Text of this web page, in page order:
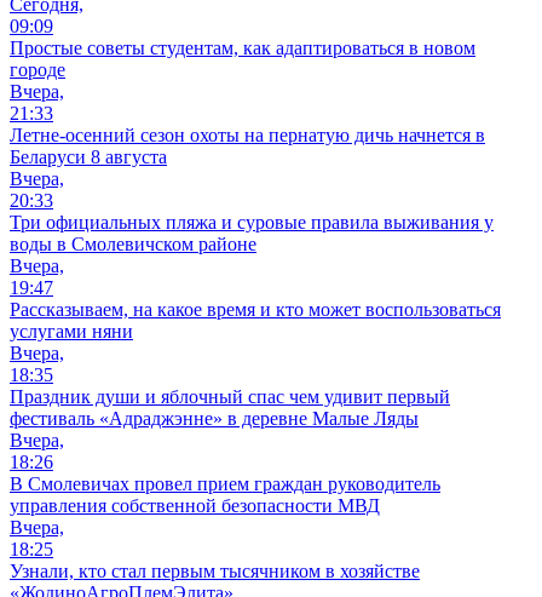
09:09
Простые советы студентам, как адаптироваться в новом
городе
Вчера,
21:33
Летне-осенний сезон охоты на пернатую дичь начнется в
Беларуси 8 августа
Вчера,
20:33
Три официальных пляжа и суровые правила выживания у
воды в Смолевичском районе
Вчера,
19:47
Рассказываем, на какое время и кто может воспользоваться
услугами няни
Вчера,
18:35
Праздник души и яблочный спас чем удивит первый
фестиваль «Адраджэнне» в деревне Малые Ляды
Вчера,
18:26
В Смолевичах провел прием граждан руководитель
управления собственной безопасности МВД
Вчера,
18:25
Узнали, кто стал первым тысячником в хозяйстве
«ЖодиноАгроПлемЭлита»